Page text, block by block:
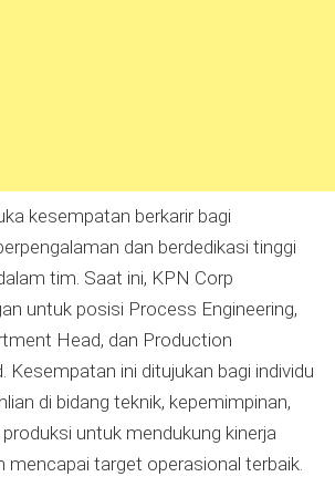
kesempatan berkarir bagi
dan berdedikasi tinggi
tim. Saat ini, KPN Corp
untuk posisi Process Engineering,
Head, dan Production
Kesempatan ini ditujukan bagi individu
di bidang teknik, kepemimpinan,
untuk mendukung kinerja
mencapai target operasional terbaik.